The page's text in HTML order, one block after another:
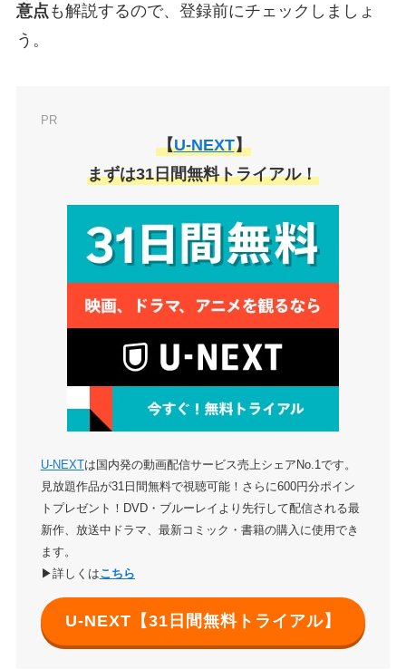
意点 も解説するので、登録前にチェックしましょ
う。
PR
【U-NEXT】
まずは31日間無料トライアル！
U-NEXTは国内発の動画配信サービス売上シェアNo.1です。
見放題作品が31日間無料で視聴可能！さらに600円分ポイン
トプレゼント！DVD・ブルーレイより先行して配信される最
新作、放送中ドラマ、最新コミック・書籍の購入に使用でき
ます。
▶詳しくはこちら
U-NEXT【31日間無料トライアル】